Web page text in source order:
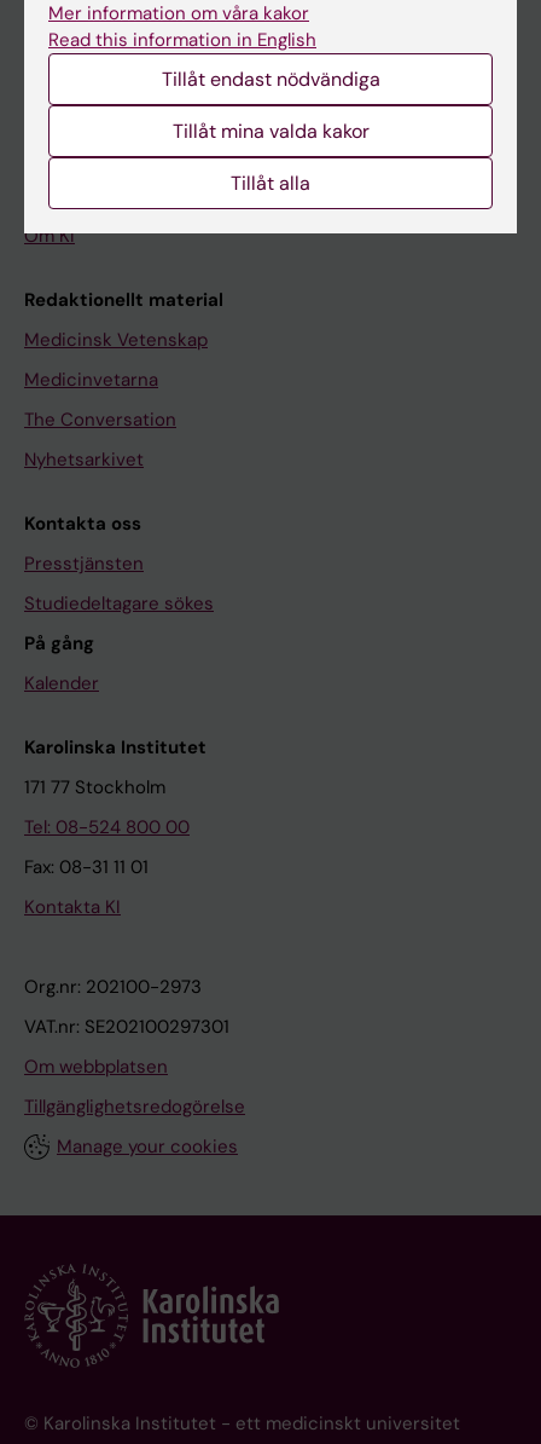
Utbildning
Forskarutbildning
Om KI
Redaktionellt material
Medicinsk Vetenskap
Medicinvetarna
The Conversation
Nyhetsarkivet
Kontakta oss
Presstjänsten
Studiedeltagare sökes
På gång
Kalender
Karolinska Institutet
171 77 Stockholm
Tel: 08-524 800 00
Fax: 08-31 11 01
Kontakta KI
Org.nr: 202100-2973
VAT.nr: SE202100297301
Om webbplatsen
Tillgänglighetsredogörelse
Manage your cookies
© Karolinska Institutet - ett medicinskt universitet
Mer information om våra kakor
Read this information in English
Tillåt endast nödvändiga
Tillåt mina valda kakor
Tillåt alla